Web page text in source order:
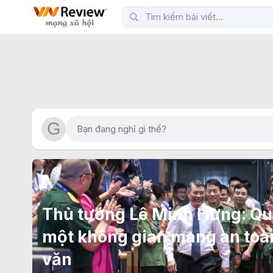
Thủ tướng Lê Minh Hưng:
một không gian mạng an
văn